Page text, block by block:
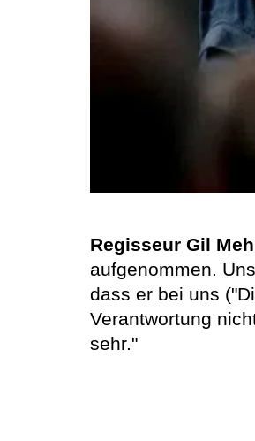
Regisseur Gil
aufgenommen.
dass er bei uns
Verantwortung
sehr."